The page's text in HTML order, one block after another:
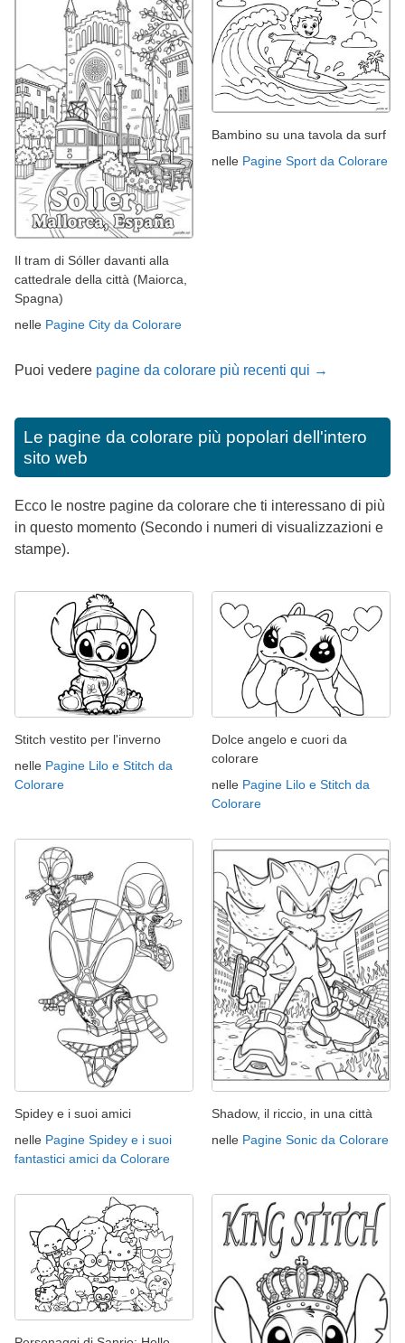
Il tram di Sóller davanti alla
cattedrale della città (Maiorca,
Spagna)
nelle Pagine City da Colorare
Bambino su una tavola da surf
nelle Pagine Sport da Colorare
Puoi vedere pagine da colorare più recenti qui →
Le pagine da colorare più popolari dell'intero
sito web
Ecco le nostre pagine da colorare che ti interessano di più
in questo momento (Secondo i numeri di visualizzazioni e
stampe).
Stitch vestito per l'inverno
nelle Pagine Lilo e Stitch da
Colorare
Dolce angelo e cuori da
colorare
nelle Pagine Lilo e Stitch da
Colorare
Spidey e i suoi amici
nelle Pagine Spidey e i suoi
fantastici amici da Colorare
Shadow, il riccio, in una città
nelle Pagine Sonic da Colorare